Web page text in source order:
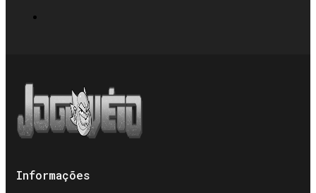
Informações